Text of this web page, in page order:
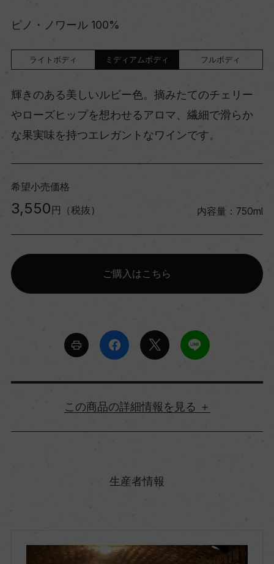
ピノ・ノワール 100%
ライトボディ ミディアムボディ フルボディ
輝きのある美しいルビー色。摘みたてのチェリー
やローズヒップを想わせるアロマ、繊細で滑らか
な果実味を持つエレガントなワインです。
希望小売価格
3,550 円（税抜） 内容量：750ml
ご購入はこちら
詳細情報
生産者情報